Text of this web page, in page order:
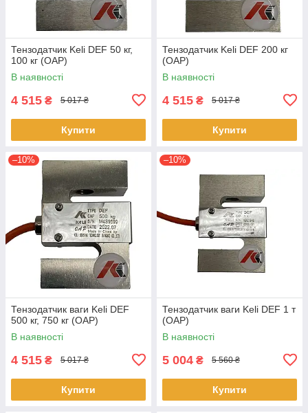
Тензодатчик Keli DEF 50 кг,
100 кг (OAP)
В наявності
4 515 ₴ 5 017 ₴
Купити
Тензодатчик Keli DEF 200 кг
(OAP)
В наявності
4 515 ₴ 5 017 ₴
Купити
–10%
Тензодатчик ваги Keli DEF
500 кг, 750 кг (OAP)
В наявності
4 515 ₴ 5 017 ₴
Купити
–10%
Тензодатчик ваги Keli DEF 1 т
(OAP)
В наявності
5 004 ₴ 5 560 ₴
Купити